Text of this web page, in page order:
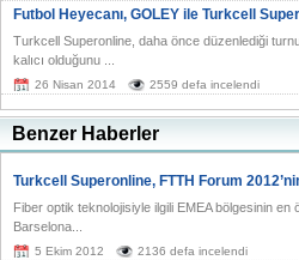
Futbol Heyecanı, GOLEY ile Turkcell
Turkcell Superonline, daha önce düzenlediği
kalıcı olduğunu ...
26 Nisan 2014 2559 defa incelendi
Benzer Haberler
Turkcell Superonline, FTTH Forum
Fiber optik teknolojisiyle ilgili EMEA bölgesinin en
Barselona...
5 Ekim 2012 2136 defa incelendi